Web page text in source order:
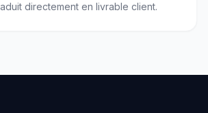
directement en livrable client.